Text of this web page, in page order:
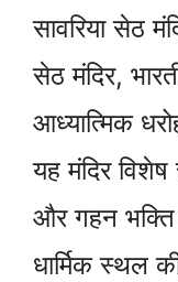
सावरिया सेठ
सेठ मंदिर,
आध्यात्मिक
यह मंदिर
और गहन भक्ति
धार्मिक स्थल